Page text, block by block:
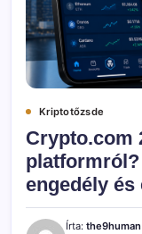
Kriptotőzsde
Crypto.com
engedély
Írta: the9human